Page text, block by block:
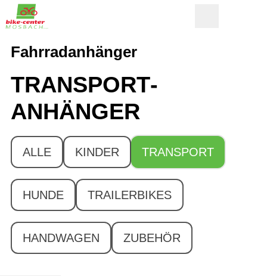
Fahrradanhänger
TRANSPORT­
ANHÄNGER
ALLE KINDER TRANSPORT
HUNDE TRAILERBIKES
HANDWAGEN ZUBEHÖR